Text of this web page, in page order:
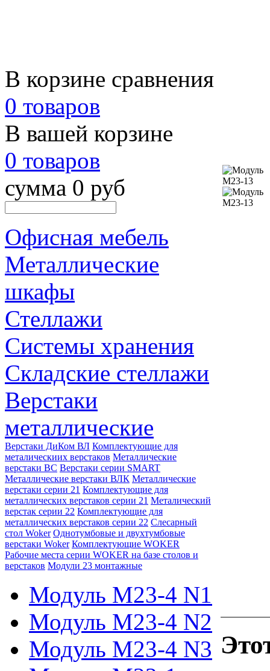
В корзине сравнения
0 товаров
В вашей корзине
0 товаров
сумма 0 руб
Офисная мебель
Металлические
шкафы
Стеллажи
Системы хранения
Складские стеллажи
Верстаки
металлические
Верстаки ДиКом ВЛ Комплектующие для
металическиих верстаков Металлические
верстаки ВС Верстаки серии SMART
Металлические верстаки ВЛК Металлические
верстаки серии 21 Комплектующие для
металлических верстаков серии 21 Металический
верстак серии 22 Комплектующие для
металлических верстаков серии 22 Слесарный
стол Woker Однотумбовые и двухтумбовые
верстаки Woker Комплектующие WOKER
Рабочие места серии WOKER на базе столов и
верстаков Модули 23 монтажные
Модуль М23-4 N1
Модуль М23-4 N2
Модуль М23-4 N3